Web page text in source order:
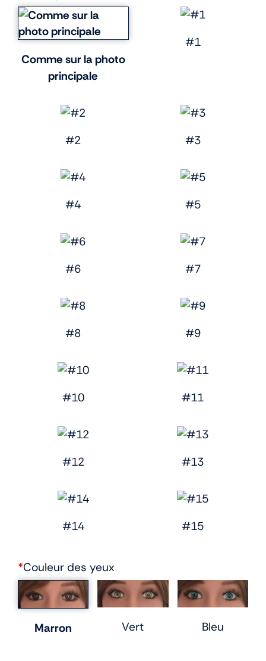
Comme sur la photo
principale
#1
#2 #3
#4 #5
#6 #7
#8 #9
#10 #11
#12 #13
#14 #15
*Couleur des yeux
Marron Vert Bleu